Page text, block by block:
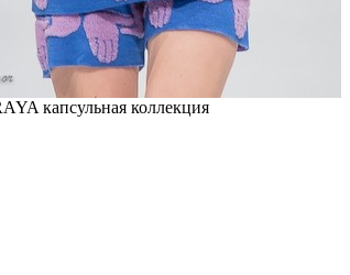
капсульная коллекция